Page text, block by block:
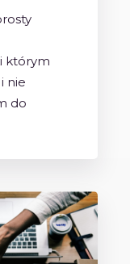
którym
nie
do